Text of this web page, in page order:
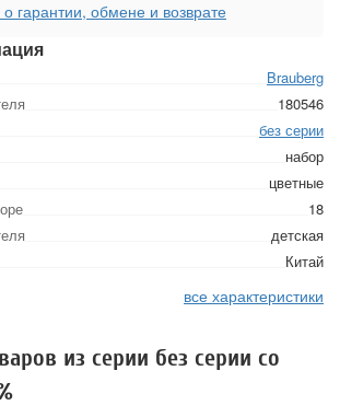
Brauberg
180546
без серии
набор
цветные
18
детская
Китай
все характеристики
гарантии, обмене и возврате
из серии без серии со